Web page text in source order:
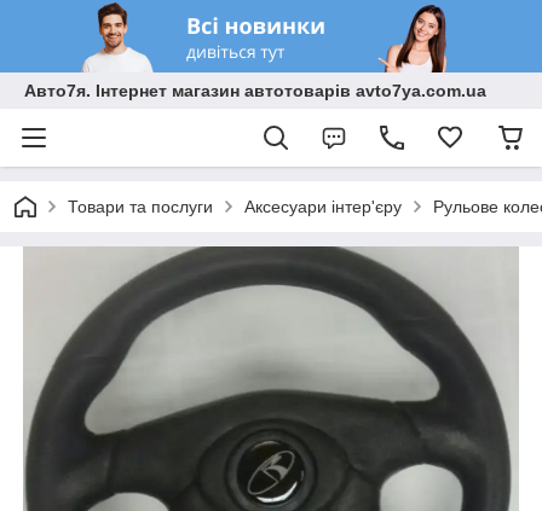
Авто7я. Інтернет магазин автотоварів avto7ya.com.ua
Товари та послуги Аксесуари інтер'єру Рульове